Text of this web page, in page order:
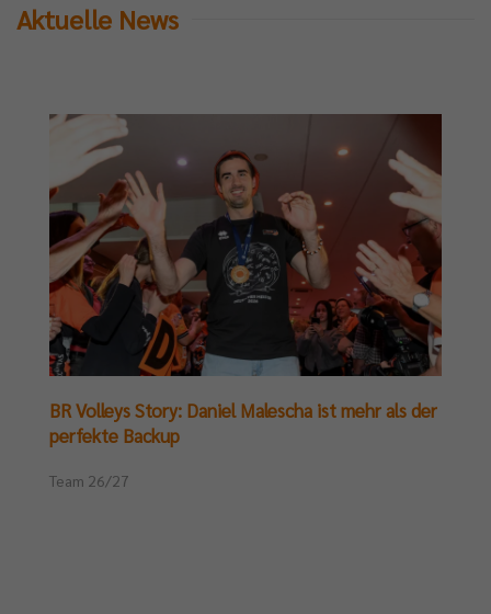
Aktuelle News
BR Volleys Story: Daniel Malescha ist mehr als der
perfekte Backup
Team 26/27